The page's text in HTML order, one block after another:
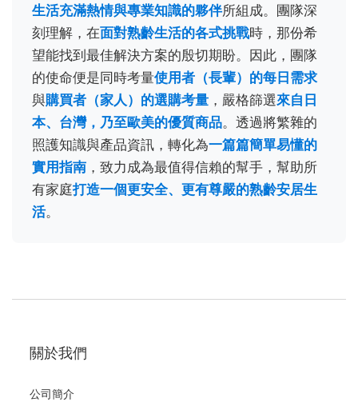
生活充滿熱情與專業知識的夥伴所組成。團隊深
刻理解，在面對熟齡生活的各式挑戰時，那份希
望能找到最佳解決方案的殷切期盼。因此，團隊
的使命便是同時考量使用者（長輩）的每日需求
與購買者（家人）的選購考量 ，嚴格篩選來自日
本、台灣，乃至歐美的優質商品。透過將繁雜的
照護知識與產品資訊，轉化為一篇篇簡單易懂的
實用指南 ，致力成為最值得信賴的幫手，幫助所
有家庭打造一個更安全、更有尊嚴的熟齡安居生
活。
關於我們
公司簡介